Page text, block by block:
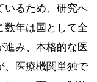
いるため、研究へ
年は国として全
進み、本格的な医
、医療機関単独で